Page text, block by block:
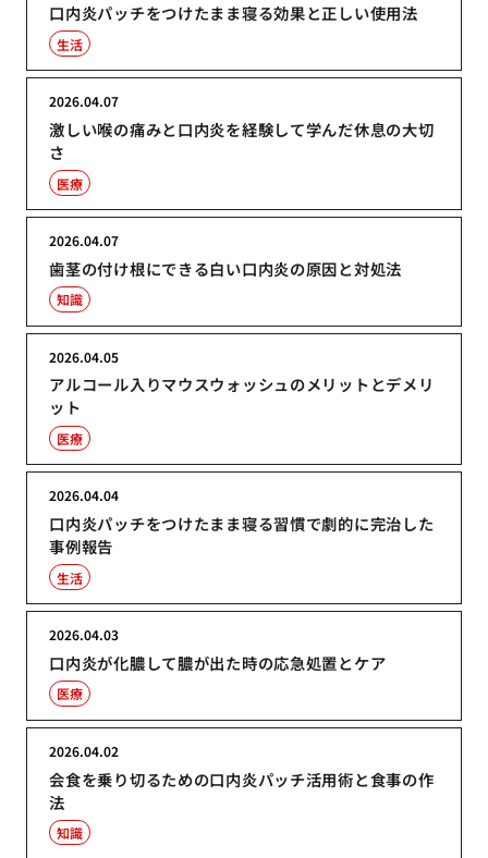
口内炎パッチをつけたまま寝る効果と正しい使用法
生活
激しい喉の痛みと口内炎を経験して学んだ休息の大切
さ
2026.04.07
医療
歯茎の付け根にできる白い口内炎の原因と対処法
2026.04.07
知識
アルコール入りマウスウォッシュのメリットとデメリ
ット
2026.04.05
医療
口内炎パッチをつけたまま寝る習慣で劇的に完治した
事例報告
2026.04.04
生活
口内炎が化膿して膿が出た時の応急処置とケア
2026.04.03
医療
会食を乗り切るための口内炎パッチ活用術と食事の作
法
2026.04.02
知識